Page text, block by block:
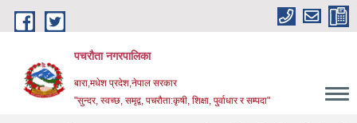
Skip to main content
पचरौता नगरपालिका
बारा,मधेश प्रदेश,नेपाल सरकार
"सुन्दर, स्वच्छ, समृद्व, पचरौता:कृषी, शिक्षा, पुर्वाधार र सम्पदा"